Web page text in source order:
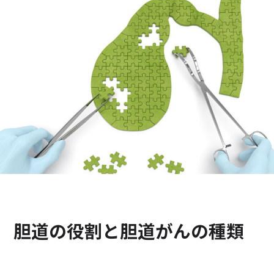
出産・子ども
病院の機能と役割
胆道の役割と胆道がんの種類